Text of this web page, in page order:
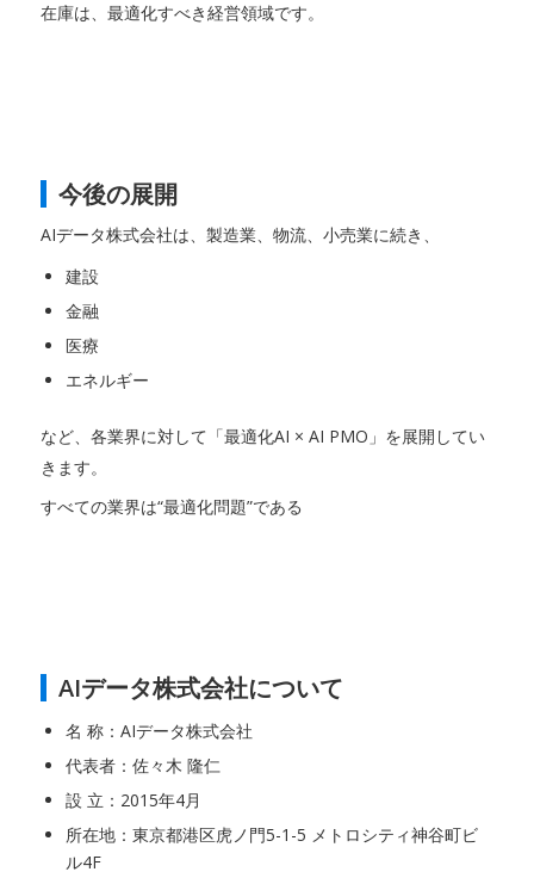
在庫は、最適化すべき経営領域です。
今後の展開
AIデータ株式会社は、製造業、物流、小売業に続き、
建設
金融
医療
エネルギー
など、各業界に対して「最適化AI × AI PMO」を展開してい
きます。
すべての業界は“最適化問題”である
AIデータ株式会社について
名 称：AIデータ株式会社
代表者：佐々木 隆仁
設 立：2015年4月
所在地：東京都港区虎ノ門5-1-5 メトロシティ神谷町ビ
ル4F